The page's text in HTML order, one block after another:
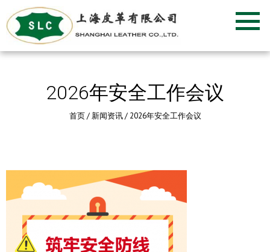
2026年安全工作会议
首页/ 新闻资讯/ 2026年安全工作会议